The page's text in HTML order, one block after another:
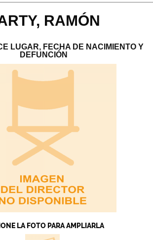
RAMÓN
LUGAR, FECHA DE NACIMIENTO Y
DEFUNCIÓN
LA FOTO PARA AMPLIARLA